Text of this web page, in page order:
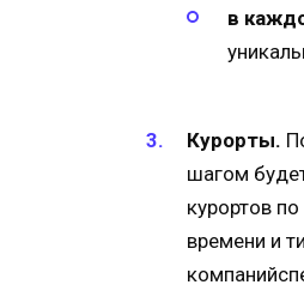
в
Курорты.
шагом
курортов
времени и